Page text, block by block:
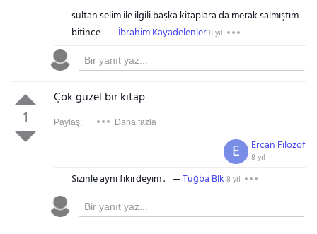
sultan selim ile ilgili başka kitaplara da merak salmıştım
bitince
İbrahim Kayadelenler8 yıl
1
Çok güzel bir kitap
Paylaş: Daha fazla
Ercan Filozof
8 yıl
E
Sizinle aynı fikirdeyim . Tuğba Blk 8 yıl